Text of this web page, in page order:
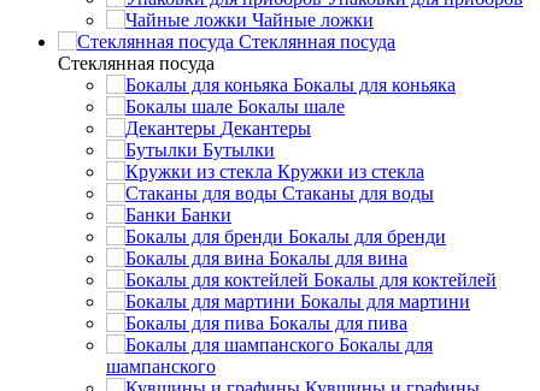
Чайные ложки
Стеклянная посуда
Стеклянная посуда
Бокалы для коньяка
Бокалы шале
Декантеры
Бутылки
Кружки из стекла
Стаканы для воды
Банки
Бокалы для бренди
Бокалы для вина
Бокалы для коктейлей
Бокалы для мартини
Бокалы для пива
Бокалы для
шампанского